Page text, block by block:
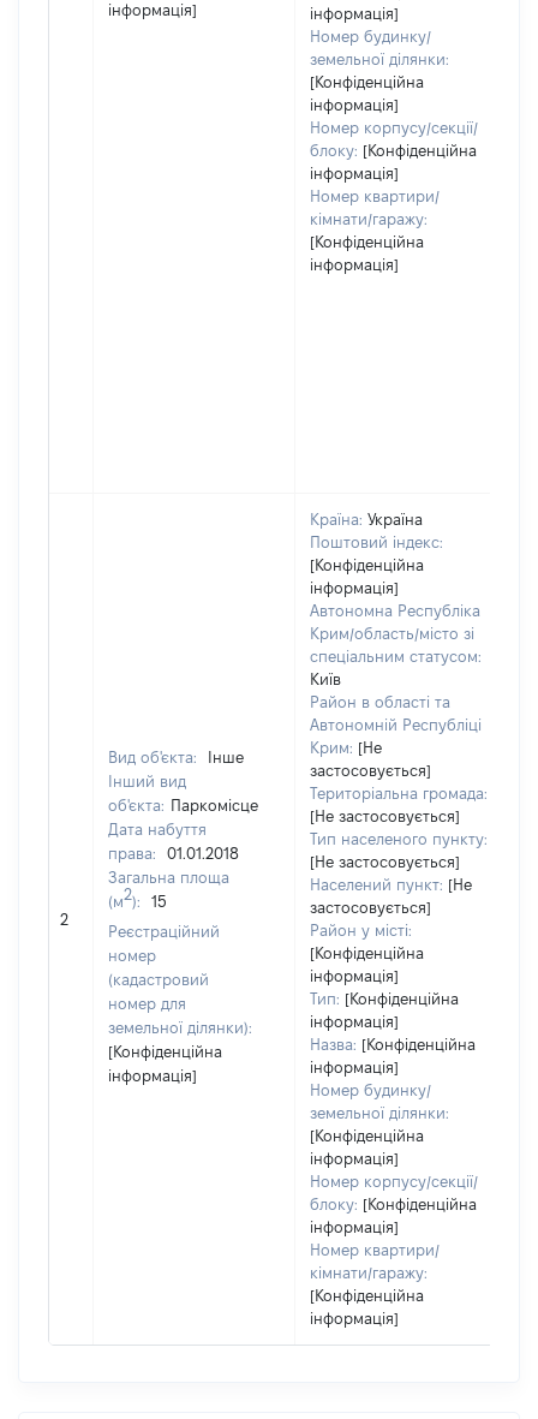
інформація]
інформація]
Номер будинку/
земельної ділянки:
[Конфіденційна
інформація]
Номер корпусу/секції/
блоку: [Конфіденційна
інформація]
Номер квартири/
кімнати/гаражу:
[Конфіденційна
інформація]
2
Вид об'єкта:
Інше
Інший вид
об'єкта: Паркомісце
Дата набуття
права:
01.01.2018
Загальна площа
(м2):
15
Реєстраційний
номер
(кадастровий
номер для
земельної ділянки):
[Конфіденційна
інформація]
Країна: Україна
Поштовий індекс:
[Конфіденційна
інформація]
Автономна Республіка
Крим/область/місто зі
спеціальним статусом:
Київ
Район в області та
Автономній Республіці
Крим: [Не
застосовується]
Територіальна громада:
[Не застосовується]
Тип населеного пункту:
[Не застосовується]
Населений пункт: [Не
застосовується]
Район у місті:
[Конфіденційна
інформація]
Тип: [Конфіденційна
інформація]
Назва: [Конфіденційна
інформація]
Номер будинку/
земельної ділянки:
[Конфіденційна
інформація]
Номер корпусу/секції/
блоку: [Конфіденційна
інформація]
Номер квартири/
кімнати/гаражу:
[Конфіденційна
інформація]